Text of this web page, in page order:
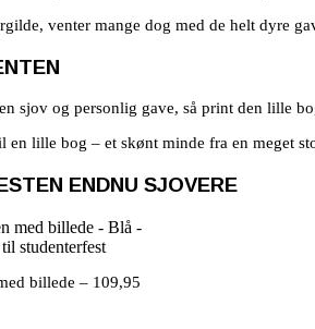
venter mange dog med de helt dyre
sjov og personlig gave, så print den lille
en lille bog – et skønt minde fra en meget
ENDNU SJOVERE
billede – 109,95